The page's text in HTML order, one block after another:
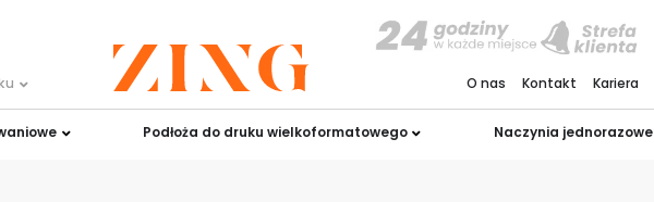
Podłoża do druku wielkoformatowego Naczynia jednorazowe
O nas Kontakt Kariera